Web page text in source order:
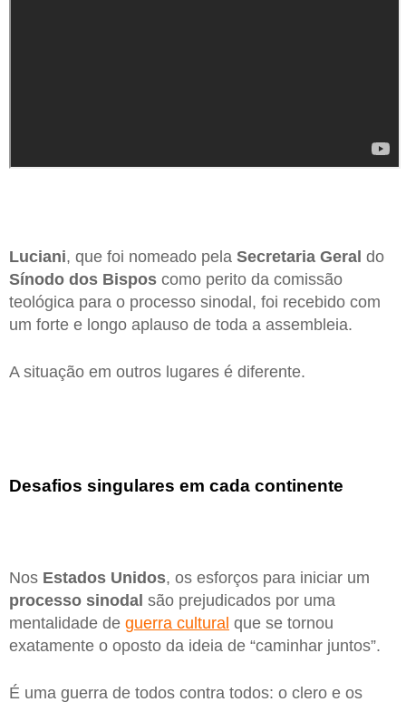
Luciani, que foi nomeado pela Secretaria Geral do
Sínodo dos Bispos como perito da comissão
teológica para o processo sinodal, foi recebido com
um forte e longo aplauso de toda a assembleia.
A situação em outros lugares é diferente.
Desafios singulares em cada continente
Nos Estados Unidos, os esforços para iniciar um
processo sinodal são prejudicados por uma
mentalidade de guerra cultural que se tornou
exatamente o oposto da ideia de “caminhar juntos”.
É uma guerra de todos contra todos: o clero e os